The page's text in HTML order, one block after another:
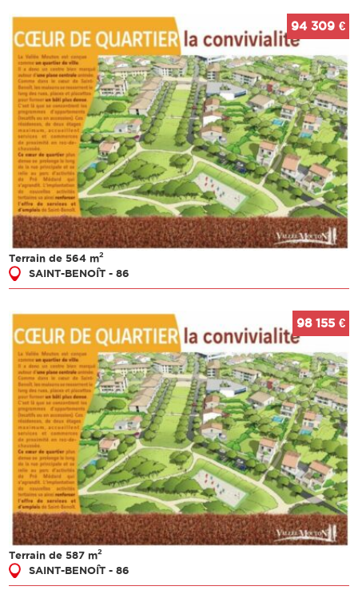
Terrain de 564 m2
SAINT-BENOÎT - 86
94 309 €
Terrain de 587 m2
SAINT-BENOÎT - 86
98 155 €